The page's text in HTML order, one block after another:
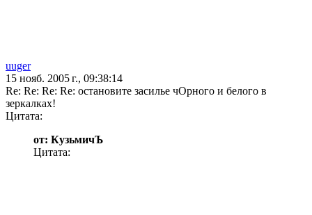
uuger
15 нояб. 2005 г., 09:38:14
Re: Re: Re: Re: остановите засилье чОрного и белого в
зеркалках!
Цитата:
от: КузьмичЪ
Цитата: